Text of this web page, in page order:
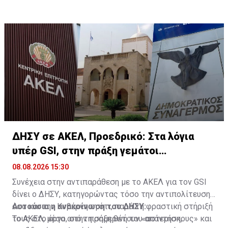
ΔΗΣΥ σε ΑΚΕΛ, Προεδρικό: Στα λόγια
υπέρ GSI, στην πράξη γεμάτοι
«αστερίσκους»
08.08.2026 15:30
Συνέχεια στην αντιπαράθεση με το ΑΚΕΛ για τον GSI
δίνει ο ΔΗΣΥ, κατηγορώντας τόσο την αντιπολίτευση
όσο και την Κυβέρνηση ότι, παρά τη φραστική στήριξή
τους στο έργο, στην πράξη θέτουν «αστερίσκους» και
Αυτούσια η ανακοίνωση του ΔΗΣΥ:
Το ΑΚΕΛ, μέσα από τη σημερινή του απάντηση,